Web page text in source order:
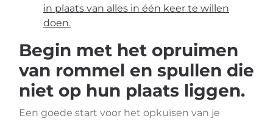
in plaats van alles in één keer te willen
doen.
Begin met het opruimen
van rommel en spullen die
niet op hun plaats liggen.
Een goede start voor het opkuisen van je